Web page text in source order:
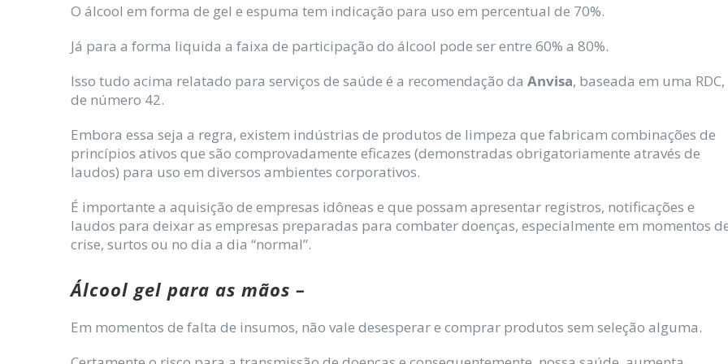
O álcool em forma de gel e espuma tem indicação para uso em percentual de 70%.
Já para a forma liquida a faixa de participação do álcool pode ser entre 60% a 80%.
Isso tudo acima relatado para serviços de saúde é a recomendação da Anvisa, baseada em uma RDC,
de número 42.
Embora essa seja a regra, existem indústrias de produtos de limpeza que fabricam combinações de
princípios ativos que são comprovadamente eficazes (demonstradas obrigatoriamente através de
laudos) para uso em diversos ambientes corporativos.
É importante a aquisição de empresas idôneas e que possam apresentar registros, notificações e
laudos para deixar as empresas preparadas para combater doenças, especialmente em momentos
crise, surtos ou no dia a dia “normal”.
Álcool gel para as mãos –
Em momentos de falta de insumos, não vale desesperar e comprar produtos sem seleção alguma.